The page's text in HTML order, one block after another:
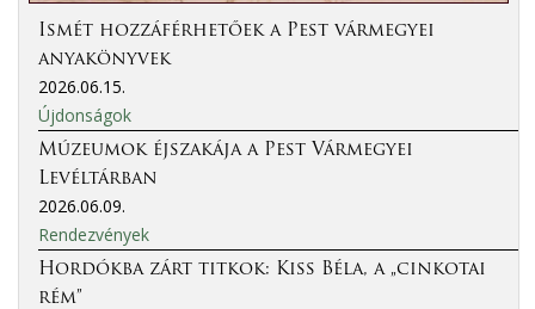
Ismét hozzáférhetőek a Pest vármegyei
anyakönyvek
2026.06.15.
Újdonságok
Múzeumok éjszakája a Pest Vármegyei
Levéltárban
2026.06.09.
Rendezvények
Hordókba zárt titkok: Kiss Béla, a „cinkotai
rém”